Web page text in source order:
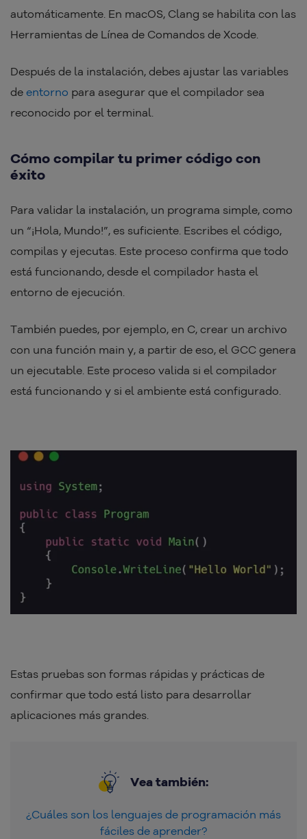
automáticamente. En macOS, Clang se habilita con las
Herramientas de Línea de Comandos de Xcode.
Después de la instalación, debes ajustar las variables
de entorno para asegurar que el compilador sea
reconocido por el terminal.
Cómo compilar tu primer código con
éxito
Para validar la instalación, un programa simple, como
un “¡Hola, Mundo!”, es suficiente. Escribes el código,
compilas y ejecutas. Este proceso confirma que todo
está funcionando, desde el compilador hasta el
entorno de ejecución.
También puedes, por ejemplo, en C, crear un archivo
con una función main y, a partir de eso, el GCC genera
un ejecutable. Este proceso valida si el compilador
está funcionando y si el ambiente está configurado.
Estas pruebas son formas rápidas y prácticas de
confirmar que todo está listo para desarrollar
aplicaciones más grandes.
Vea también:
¿Cuáles son los lenguajes de programación más
fáciles de aprender?